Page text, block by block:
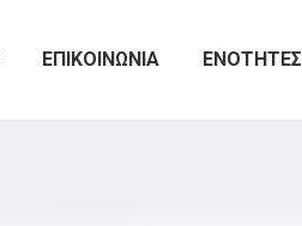
ΕΠΙΚΟΙΝΩΝΙΑ ΕΝΟΤΗΤΕΣ